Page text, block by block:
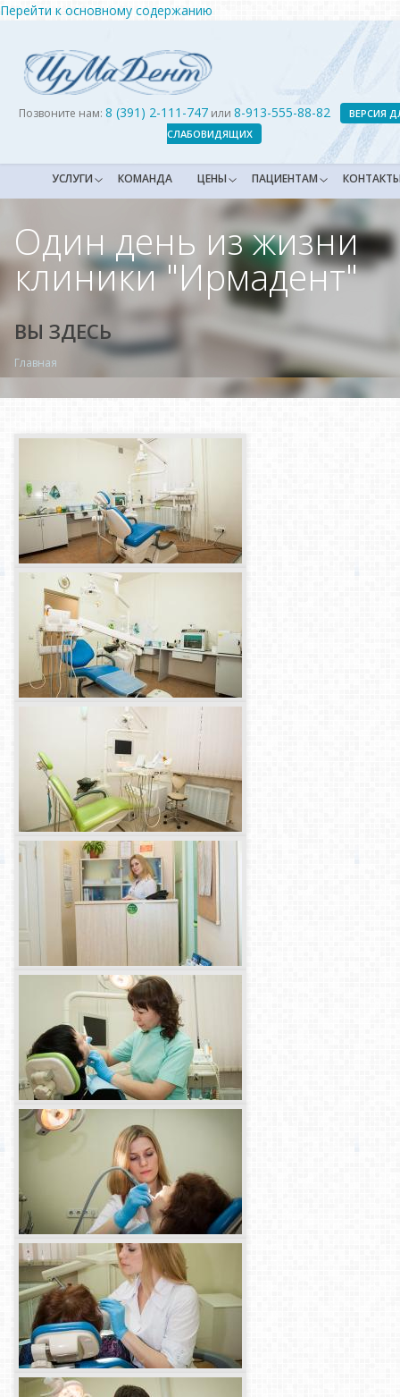
Перейти к основному содержанию
Позвоните нам: 8 (391) 2-111-747или 8-913-555-88-82
ВЕРСИЯ
СЛАБОВИДЯЩИХ
УСЛУГИ КОМАНДА ЦЕНЫ ПАЦИЕНТАМ
Один день из жизни
клиники "Ирмадент"
ВЫ ЗДЕСЬ
Главная